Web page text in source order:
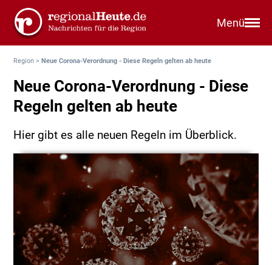
Menü
Region >Neue Corona-Verordnung - Diese Regeln gelten ab heute
Neue Corona-Verordnung - Diese
Regeln gelten ab heute
Hier gibt es alle neuen Regeln im Überblick.